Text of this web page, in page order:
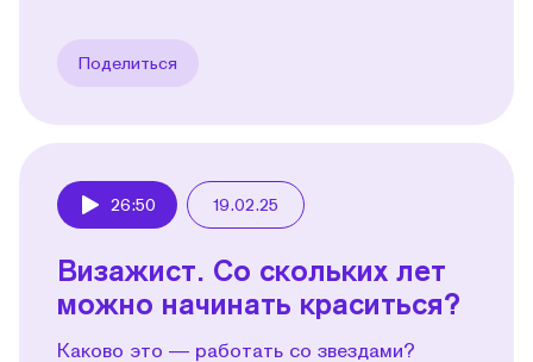
Поделиться
26:50 19.02.25
Визажист. Со скольких лет
можно начинать краситься?
Каково это — работать со звездами?